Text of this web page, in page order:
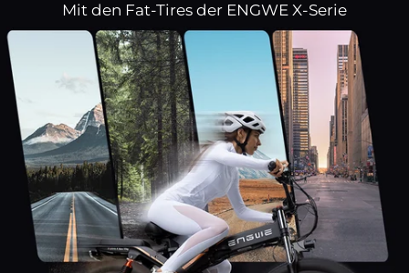
Mit den Fat-Tires der ENGWE X-Serie